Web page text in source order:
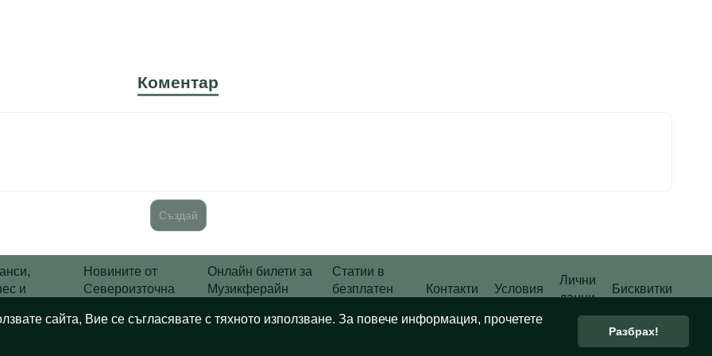
сайта, Вие се съгласявате с тяхното използване. За повече информация, прочетете
Разбрах!
Коментар
и
Новините от
Североизточна
Онлайн билети за
Музикферайн
Статии в
безплатен
Контакти Условия
Лични
данни
Бисквитки